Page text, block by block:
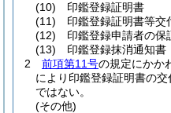
(10)
印鑑登録証明書
(11)
印鑑登録証明書等交
(12)
印鑑登録申請者の保
(13)
印鑑登録抹消通知書
2
前項第11号の規定にかか
により印鑑登録証明書の
ではない。
(その他)